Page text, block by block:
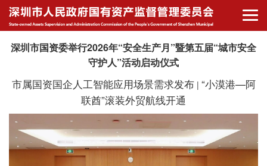
深圳市国资委举行2026年“安全生产月”暨第五届“城市安全
守护人”活动启动仪式
市属国资国企人工智能应用场景需求发布| “小漠港—阿
联酋”滚装外贸航线开通